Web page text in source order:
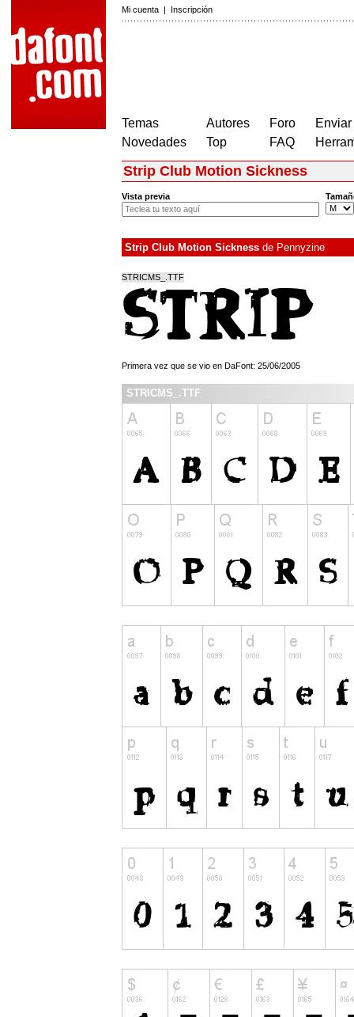
Mi cuenta | Inscripción
Temas
Novedades
Autores
Top
Foro
FAQ
Strip Club Motion Sickness
Vista previa
Strip Club Motion Sickness de Pennyzine
STRICMS_.TTF
Primera vez que se vio en DaFont: 25/06/2005
STRICMS_.TTF